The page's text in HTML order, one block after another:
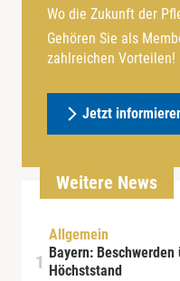
Wo die Zukunft der
Gehören Sie als
zahlreichen Vorteilen!
Jetzt
Weitere News
Allgemein
Bayern:
Höchststand